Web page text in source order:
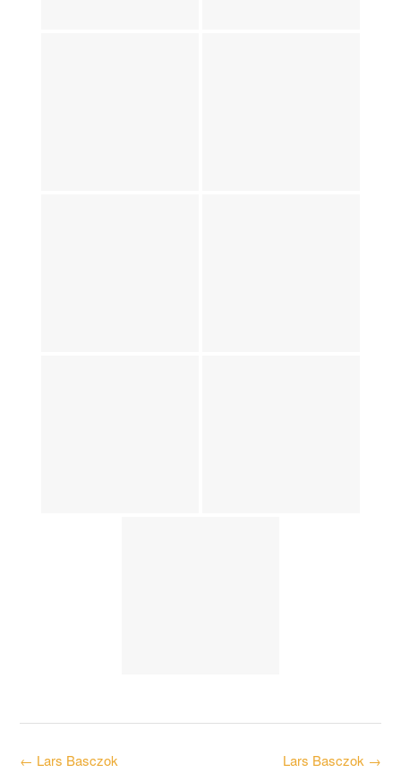
Post Lars Basczok →
← Lars Basczok